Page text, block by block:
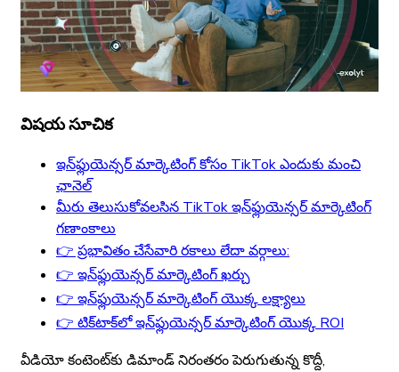
విషయ సూచిక
ఇన్‌ఫ్లుయెన్సర్ మార్కెటింగ్ కోసం TikTok ఎందుకు మంచి
ఛానెల్
మీరు తెలుసుకోవలసిన TikTok ఇన్‌ఫ్లుయెన్సర్ మార్కెటింగ్
గణాంకాలు
👉 ప్రభావితం చేసేవారి రకాలు లేదా వర్గాలు:
👉 ఇన్‌ఫ్లుయెన్సర్ మార్కెటింగ్ ఖర్చు
👉 ఇన్‌ఫ్లుయెన్సర్ మార్కెటింగ్ యొక్క లక్ష్యాలు
👉 టిక్‌టాక్‌లో ఇన్‌ఫ్లుయెన్సర్ మార్కెటింగ్ యొక్క ROI
వీడియో కంటెంట్‌కు డిమాండ్ నిరంతరం పెరుగుతున్న కొద్దీ,